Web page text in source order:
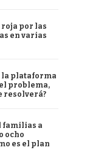
por las
en varias
la plataforma
el problema,
resolverá?
familias a
ocho
es el plan